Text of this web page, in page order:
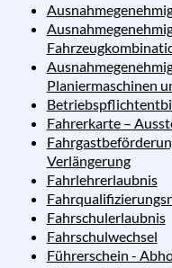
Planiermaschinen
Fahrerkarte –
Verlängerung
Fahrlehrerlaubnis
Fahrschulerlaubnis
Fahrschulwechsel
Führerschein -